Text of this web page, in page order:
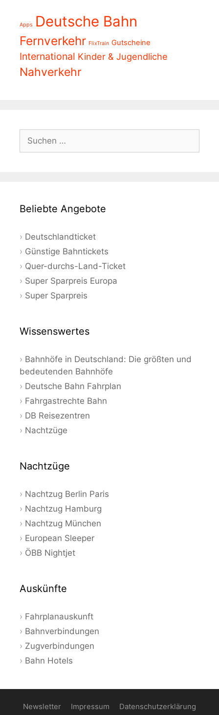
Apps Deutsche Bahn
Fernverkehr FlixTrain Gutscheine
International Kinder & Jugendliche
Nahverkehr
Suchen
nach:
Beliebte Angebote
Deutschlandticket
Günstige Bahntickets
Quer-durchs-Land-Ticket
Super Sparpreis Europa
Super Sparpreis
Wissenswertes
Bahnhöfe in Deutschland: Die größten und
bedeutenden Bahnhöfe
Deutsche Bahn Fahrplan
Fahrgastrechte Bahn
DB Reisezentren
Nachtzüge
Nachtzüge
Nachtzug Berlin Paris
Nachtzug Hamburg
Nachtzug München
European Sleeper
ÖBB Nightjet
Auskünfte
Fahrplanauskunft
Bahnverbindungen
Zugverbindungen
Bahn Hotels
Newsletter Impressum Datenschutzerklärung